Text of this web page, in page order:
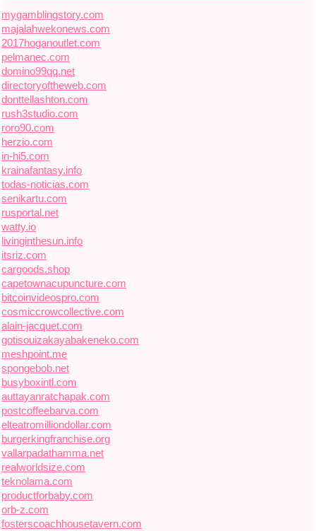
mygamblingstory.com
majalahwekonews.com
2017hoganoutlet.com
pelmanec.com
domino99qq.net
directoryoftheweb.com
donttellashton.com
rush3studio.com
roro90.com
herzio.com
in-hi5.com
krainafantasy.info
todas-noticias.com
senikartu.com
rusportal.net
watty.io
livinginthesun.info
itsriz.com
cargoods.shop
capetownacupuncture.com
bitcoinvideospro.com
cosmiccrowcollective.com
alain-jacquet.com
gotisouizakayabakeneko.com
meshpoint.me
spongebob.net
busyboxintl.com
auttayanratchapak.com
postcoffeebarva.com
elteatromilliondollar.com
burgerkingfranchise.org
vallarpadathamma.net
realworldsize.com
teknolama.com
productforbaby.com
orb-z.com
fosterscoachhousetavern.com